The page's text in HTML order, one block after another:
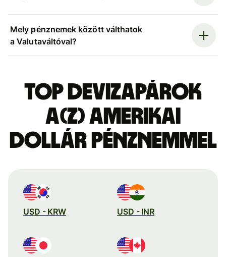
Mely pénznemek között válthatok
a Valutaváltóval?
Top devizapárok
a(z) amerikai
dollár pénznemmel
USD - KRW USD - INR